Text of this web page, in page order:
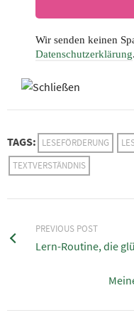
Wir senden keinen
Datenschutzerklärung.
TAGS: LESEFÖRDERUNG
TEXTVERSTÄNDNIS
PREVIOUS POST
Lern-Routine, die